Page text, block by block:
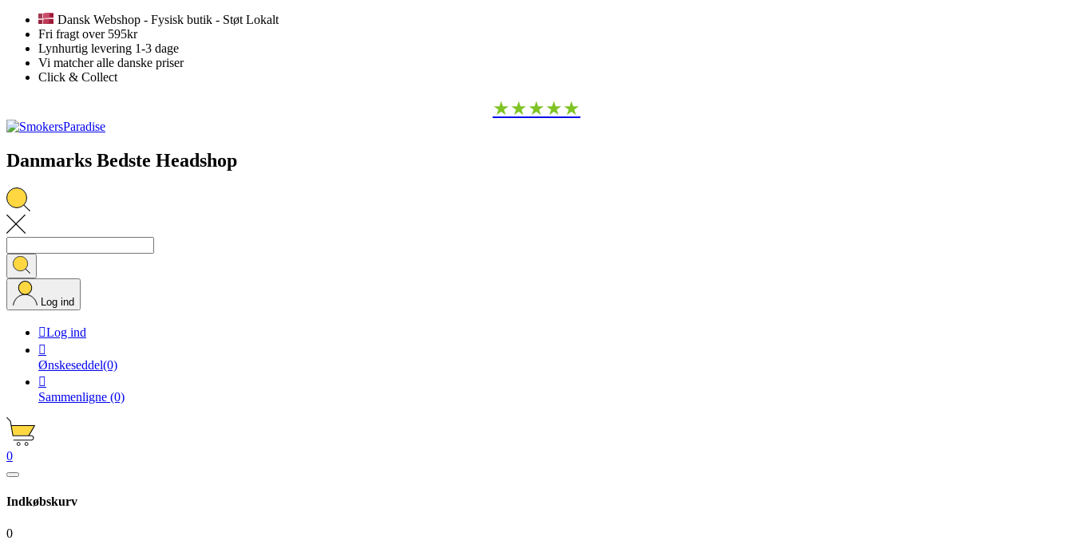
Dansk Webshop - Fysisk butik - Støt Lokalt
Fri fragt over 595kr
Lynhurtig levering 1-3 dage
Vi matcher alle danske priser
Click & Collect
★★★★★
Danmarks Bedste Headshop
Log ind
Log ind

Ønskeseddel(0)

Sammenligne (0)
0
Indkøbskurv
0